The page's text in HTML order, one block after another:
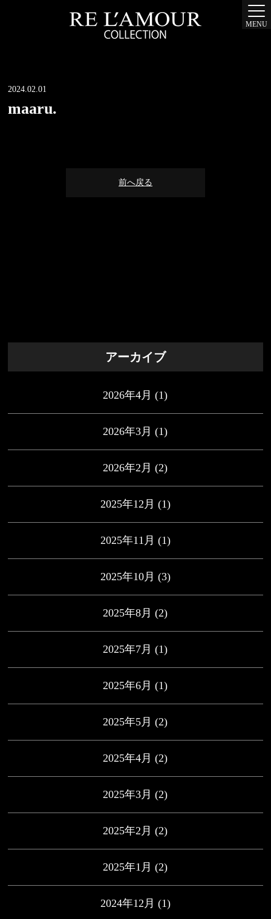
MENU
2024.02.01
maaru.
前へ戻る
アーカイブ
2026年4月 (1)
2026年3月 (1)
2026年2月 (2)
2025年12月 (1)
2025年11月 (1)
2025年10月 (3)
2025年8月 (2)
2025年7月 (1)
2025年6月 (1)
2025年5月 (2)
2025年4月 (2)
2025年3月 (2)
2025年2月 (2)
2025年1月 (2)
2024年12月 (1)